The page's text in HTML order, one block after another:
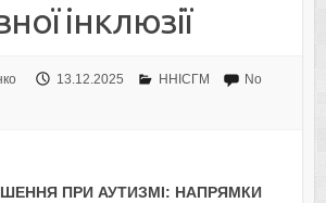
інклюзії
13.12.2025 ННІСГМ
No
ПРИ АУТИЗМІ: НАПРЯМКИ